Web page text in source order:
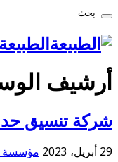
أرشيف
شركة تنسيق حدائق
29 أبريل، 2023 مؤسسة